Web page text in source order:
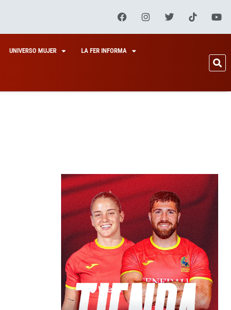
UNIVERSO MUJER LA FER INFORMA